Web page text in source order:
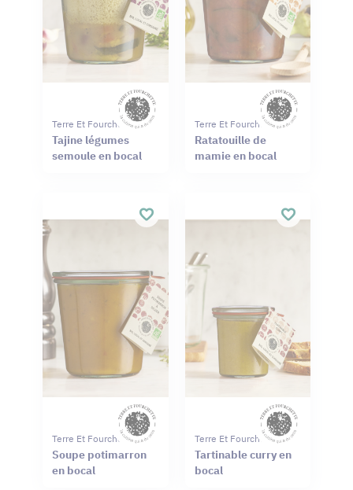
Terre Et Fourchette
Tajine légumes
semoule en bocal
Terre Et Fourchette
Ratatouille de
mamie en bocal
Terre Et Fourchette
Soupe potimarron
en bocal
Terre Et Fourchette
Tartinable curry en
bocal